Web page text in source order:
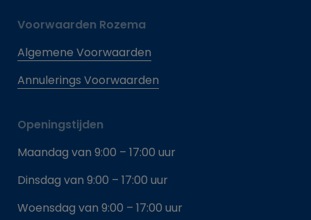
Voorwaarden Rozema
Algemene Voorwaarden
Annulerings Voorwaarden
Openingstijden
Maandag van 9:00 – 17:00 uur
Dinsdag van 9:00 – 17:00 uur
Woensdag van 9:00 – 17:00 uur